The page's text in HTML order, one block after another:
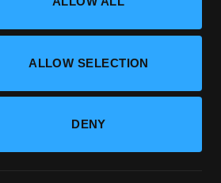
ALLOW SELECTION
DENY